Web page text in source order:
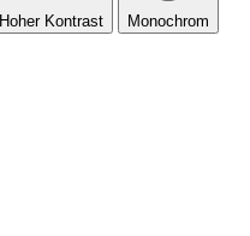
Hoher Kontrast Monochrom